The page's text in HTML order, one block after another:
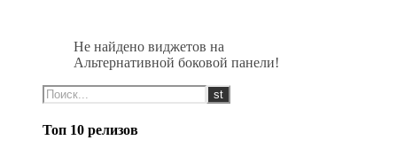
Не найдено виджетов на
Альтернативной боковой панели!
Топ 10 релизов